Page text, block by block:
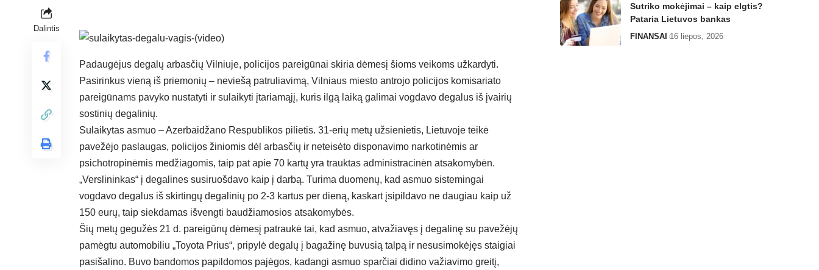
Dalintis
Padaugėjus degalų arbasčių Vilniuje, policijos pareigūnai skiria dėmesį šioms veikoms užkardyti.
Pasirinkus vieną iš priemonių – neviešą patruliavimą, Vilniaus miesto antrojo policijos komisariato
pareigūnams pavyko nustatyti ir sulaikyti įtariamąjį, kuris ilgą laiką galimai vogdavo degalus iš įvairių
sostinių degalinių.
Sulaikytas asmuo – Azerbaidžano Respublikos pilietis. 31-erių metų užsienietis, Lietuvoje teikė
pavežėjo paslaugas, policijos žiniomis dėl arbasčių ir neteisėto disponavimo narkotinėmis ar
psichotropinėmis medžiagomis, taip pat apie 70 kartų yra trauktas administracinėn atsakomybėn.
„Verslininkas“ į degalines susiruošdavo kaip į darbą. Turima duomenų, kad asmuo sistemingai
vogdavo degalus iš skirtingų degalinių po 2-3 kartus per dieną, kaskart įsipildavo ne daugiau kaip už
150 eurų, taip siekdamas išvengti baudžiamosios atsakomybės.
Šių metų gegužės 21 d. pareigūnų dėmesį patraukė tai, kad asmuo, atvažiavęs į degalinę su pavežėjų
pamėgtu automobiliu „Toyota Prius“, pripylė degalų į bagažinę buvusią talpą ir nesusimokėjęs staigiai
pasišalino. Buvo bandomos papildomos pajėgos, kadangi asmuo sparčiai didino važiavimo greitį,
Sutriko mokėjimai – kaip elgtis?
Pataria Lietuvos bankas
FINANSAI 16 liepos, 2026